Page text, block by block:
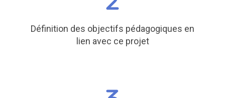
Définition des objectifs pédagogiques en
lien avec ce projet